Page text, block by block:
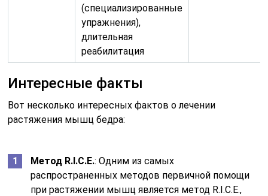
(специализированные
упражнения),
длительная
реабилитация
Интересные факты
Вот несколько интересных фактов о лечении
растяжения мышц бедра:
Метод R.I.C.E.: Одним из самых
распространенных методов первичной помощи
при растяжении мышц является метод R.I.C.E.,